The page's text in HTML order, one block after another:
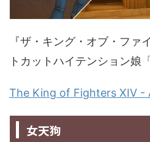
『ザ・キング・オブ・ファ
トカットハイテンション娘
The King of Fighters XIV -
女天狗